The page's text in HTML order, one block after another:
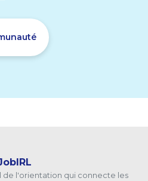
de l'orientation qui connecte les